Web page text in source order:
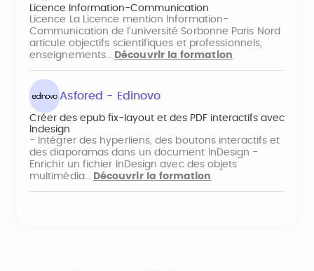
Licence Information-Communication
Licence La Licence mention Information-
Communication de l’université Sorbonne Paris Nord
articule objectifs scientifiques et professionnels,
enseignements…
Découvrir la formation
Asfored - Edinovo
Créer des epub fix-layout et des PDF interactifs avec
Indesign
- Intégrer des hyperliens, des boutons interactifs et
des diaporamas dans un document InDesign -
Enrichir un fichier InDesign avec des objets
multimédia… Découvrir la formation